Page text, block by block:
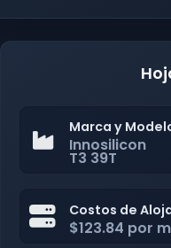
Marca y
Innosilicon
T3 39T
Costos de
$123.84 por